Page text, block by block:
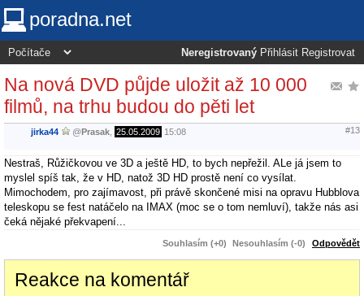
poradna.net
Neregistrovaný Přihlásit Registrovat
Na nová DVD půjde uložit až 10 000
filmů, na trhu budou do pěti let
jirka44 @Prasak 25.05.2009 15:08 #13
Nestraš, Růžičkovou ve 3D a ještě HD, to bych nepřežil. ALe já jsem to
myslel spíš tak, že v HD, natož 3D HD prostě není co vysílat.
Mimochodem, pro zajímavost, při právě skončené misi na opravu Hubblova
teleskopu se fest natáčelo na IMAX (moc se o tom nemluví), takže nás asi
čeká nějaké překvapení...
Souhlasím (+0) Nesouhlasím (-0) Odpovědět
Reakce na komentář